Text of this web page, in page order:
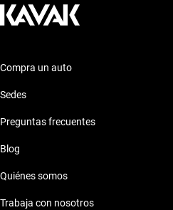
Compra un auto
Sedes
Preguntas frecuentes
Blog
Quiénes somos
Trabaja con nosotros